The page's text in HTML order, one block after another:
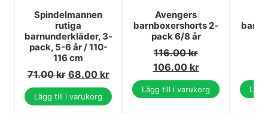
Spindelmannen
rutiga
barnunderkläder, 3-
pack, 5-6 år / 110-
116 cm
71.00kr 68.00 kr
Lägg till i varukorg
Avengers
barnboxershorts 2-
pack 6/8 år
116.00kr
106.00 kr
Lägg till i varukorg